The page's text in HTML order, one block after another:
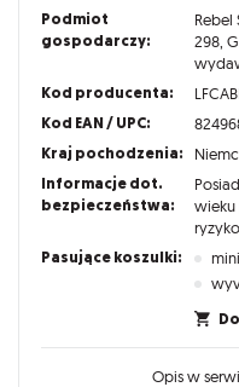
Podmiot
gospodarczy:
Rebel
298,
Kod producenta:
Kod EAN / UPC:
Kraj pochodzenia:
Informacje dot.
bezpieczeństwa:
wieku
Pasujące koszulki:
Opis w